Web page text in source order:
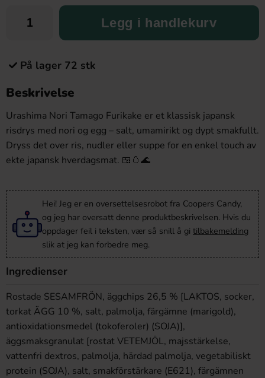
Legg i handlekurv
På lager 72 stk
Beskrivelse
Urashima Nori Tamago Furikake er et klassisk japansk
risdrys med nori og egg – salt, umamirikt og dypt smakfullt.
Dryss det over ris, nudler eller suppe for en enkel touch av
ekte japansk hverdagsmat. 🍱🥚🌊
Hei! Jeg er en oversettelsesrobot fra Coopers Candy,
og jeg har oversatt denne produktbeskrivelsen. Hvis du
oppdager feil i teksten, vær så snill å gi tilbakemelding
slik at jeg kan forbedre meg.
Ingredienser
Rostade SESAMFRÖN, äggchips 26,5 % [LAKTOS, socker,
torkat ÄGG 10 %, salt, palmolja, färgämne (marigold),
antioxidationsmedel (tokoferoler) (SOJA)],
äggsmaksgranulat [rostat VETEMJÖL, majsstärkelse,
vattenfri dextros, palmolja, härdad palmolja, vegetabiliskt
protein (SOJA), salt, smakförstärkare (E621), färgämnen